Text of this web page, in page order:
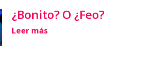
¿Bonito? O ¿Feo?
Leer más